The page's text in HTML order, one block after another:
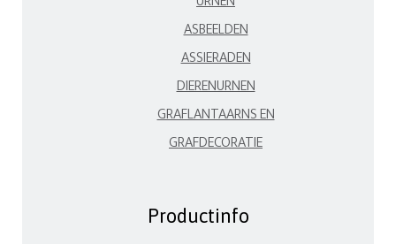
ASBEELDEN
ASSIERADEN
DIERENURNEN
GRAFLANTAARNS EN
GRAFDECORATIE
Productinfo